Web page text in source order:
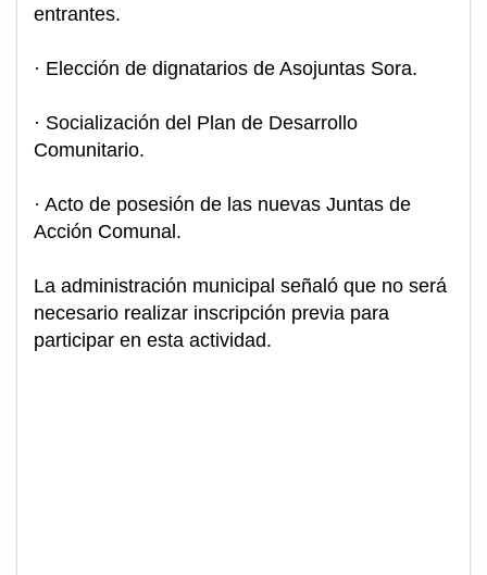
entrantes.
· Elección de dignatarios de Asojuntas Sora.
· Socialización del Plan de Desarrollo
Comunitario.
· Acto de posesión de las nuevas Juntas de
Acción Comunal.
La administración municipal señaló que no será
necesario realizar inscripción previa para
participar en esta actividad.